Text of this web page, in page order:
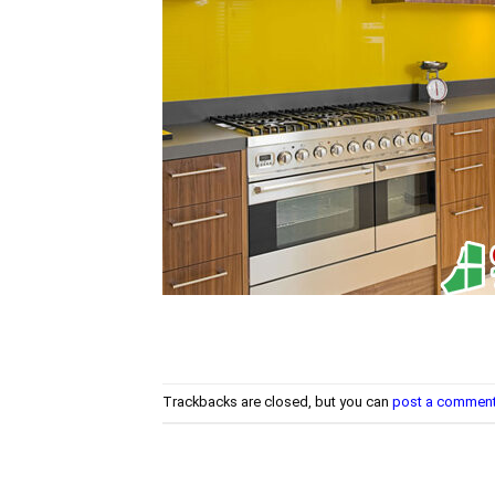
Trackbacks are closed, but you can post a